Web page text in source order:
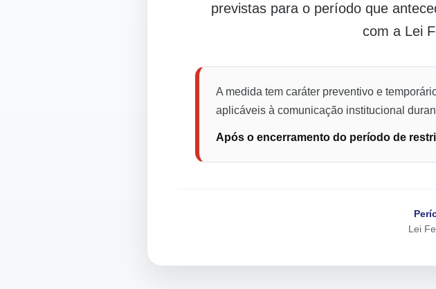
previstas para o período que
com a Lei
A medida tem caráter preventivo e
aplicáveis à comunicação institucional
Após o encerramento do período de
Lei